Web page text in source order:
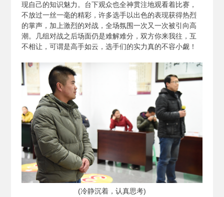
现自己的知识魅力。台下观众也全神贯注地观看着比赛，
不放过一丝一毫的精彩，许多选手以出色的表现获得热烈
的掌声，加上激烈的对战，全场氛围一次又一次被引向高
潮。几组对战之后场面仍是难解难分，双方你来我往，互
不相让，可谓是高手如云，选手们的实力真的不容小觑！
(冷静沉着，认真思考)